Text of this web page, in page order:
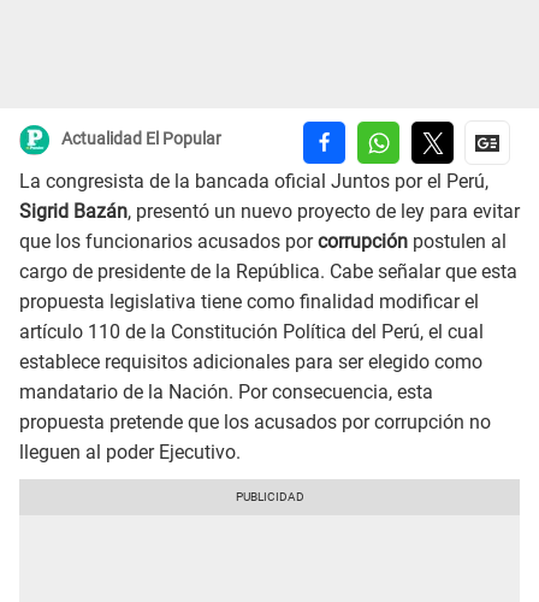
Actualidad El Popular
La congresista de la bancada oficial Juntos por el Perú,
Sigrid Bazán, presentó un nuevo proyecto de ley para evitar
que los funcionarios acusados porcorrupción postulen al
cargo de presidente de la República. Cabe señalar que esta
propuesta legislativa tiene como finalidad modificar el
artículo 110 de la Constitución Política del Perú, el cual
establece requisitos adicionales para ser elegido como
mandatario de la Nación. Por consecuencia, esta
propuesta pretende que los acusados por corrupción no
lleguen al poder Ejecutivo.